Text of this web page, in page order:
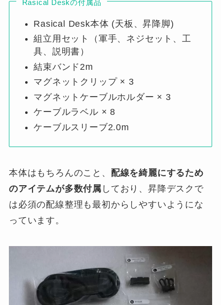
Rasical Deskの付属品
Rasical Desk本体 (天板、昇降脚)
組立用セット（軍手、ネジセット、工
具、説明書）
結束バンド2m
マグネットクリップ × 3
マグネットケーブルホルダー × 3
ケーブルラベル × 8
ケーブルスリーブ2.0m
本体はもちろんのこと、 配線を綺麗にするため
のアイテムが多数付属 しており、昇降デスクで
は必須の配線整理も最初からしやすいようにな
っています。